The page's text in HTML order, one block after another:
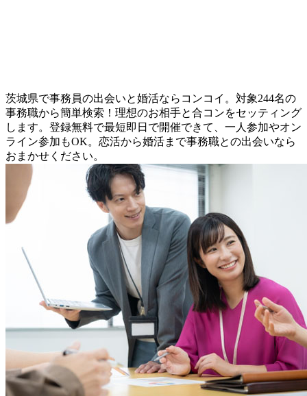
茨城県で事務員の出会いと婚活ならコンコイ。対象244名の
事務職から簡単検索！理想のお相手と合コンをセッティング
します。登録無料で最短即日で開催できて、一人参加やオン
ライン参加もOK。恋活から婚活まで事務職との出会いなら
おまかせください。